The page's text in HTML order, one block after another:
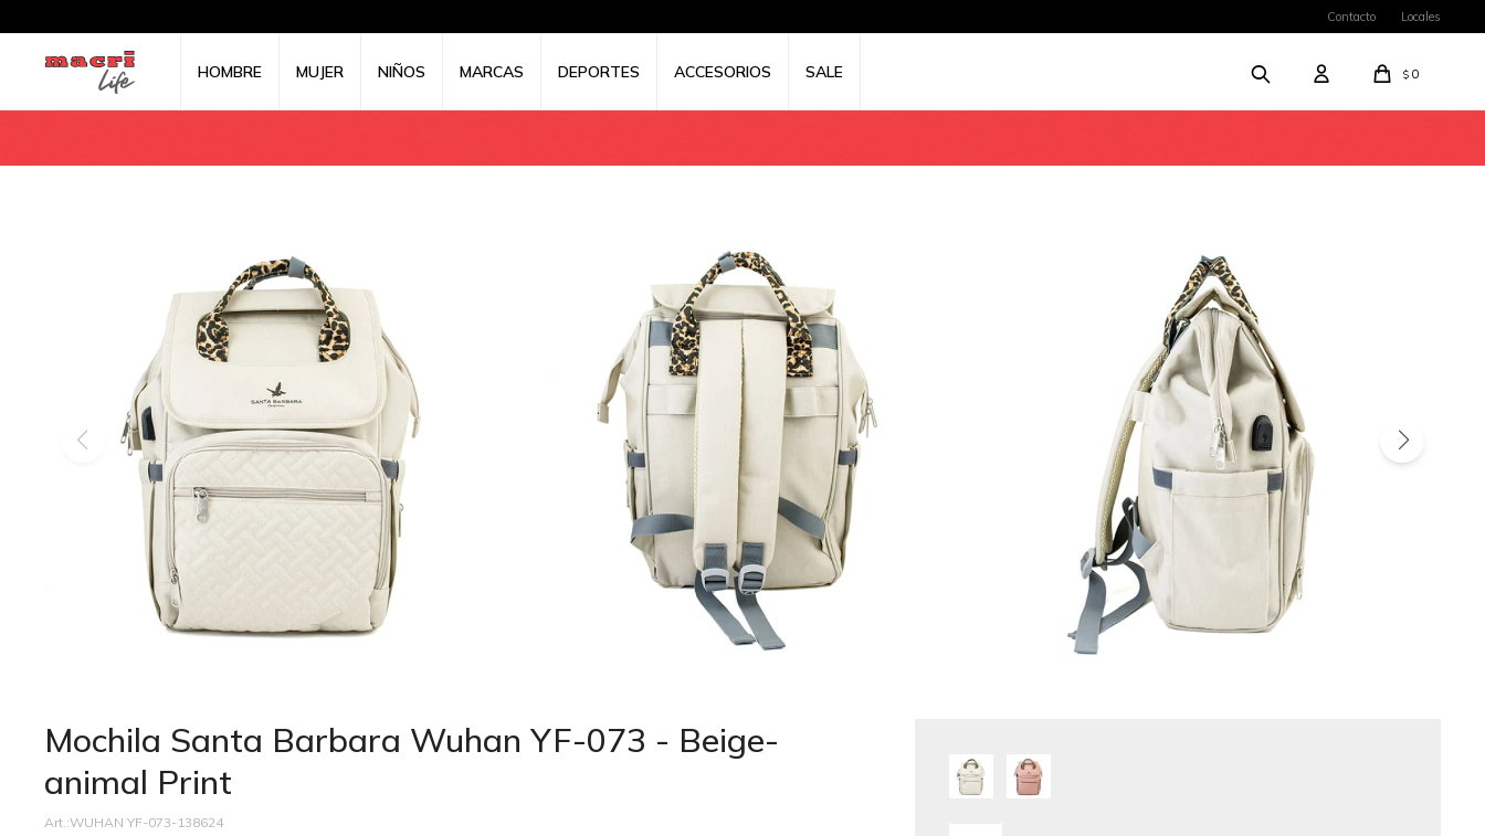
HOMBRE MUJER NIÑOS MARCAS DEPORTES ACCESORIOS SALE $ 0
Contacto Locales
Mochila Santa Barbara Wuhan YF-073 - Beige-
animal Print
WUHAN YF-073-138624